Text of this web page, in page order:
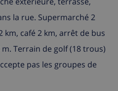
la rue. Supermarché 2
km, café 2 km, arrêt de bus
Terrain de golf (18 trous)
pas les groupes de